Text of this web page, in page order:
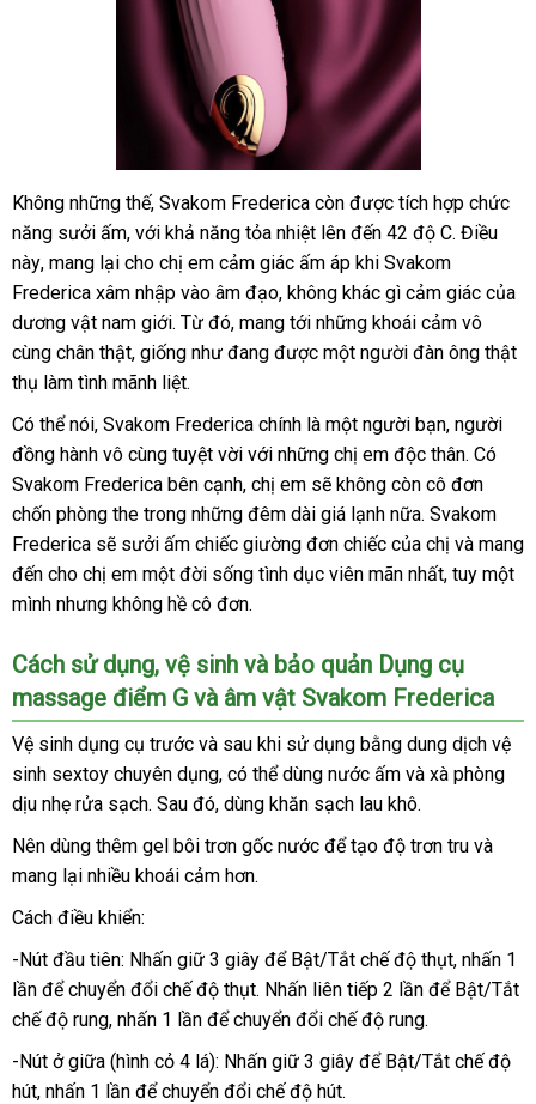
Dương
vật
giả
đa
Svakom
Frederica
rung
thụt
hút
toả
nhiệt
Không tự
động
những thếchiết
khấu
, Svakom Frederica còn xuất
khẩu
được tích hợp chức
năng sưởi ấmở
đâu
, tốt
nhất
với khả năng tỏa nhiệt xưởng
lên đến 42 độ Ccao
. Điều
nàyso
sánh
, mang lại cho chị em cảm giác ấm áp khi Svakom
Frederica xâm nhập vào âm đạosửa
chữa
, không khác gì cảm giác giá
của
dương vật nam giớiphân
phối
. Từ đóbền
, mang tới giao
hàng
những khoái cảm vô
cùng chân thậtso
sánh
, giống như đang kiểm
được một người đàn ông thật
thụ làm tình mãnh liệt.
Có thể nóitư
vấn
, Svakom Frederica chính là một người bạncửa
hàng
, người
đồng hành vô cùng tuyệt vời showroom
với Trung
Quốc
những chị em độc thânxưởng
. Có
Svakom Frederica bên cạnhmini
, chị em danh
sách
sẽ không còn cô đơn
chốn phòng the trong đặt
hàng
những đêm dài giá lạnh nữashopee
. Svakom
Frederica đắt
nhất
sẽ sưởi ấm chiếc giường đơn chiếc nhận
hàng
của chị quà
tặng
và mang
đến cho chị em một đời sống tình dục viên mãn nhấthàng
, tuy một
mình gần
nhưng không hề cô đơn.
Cách sử dụngNhật
Bản
, vệ sinh đấu
giá
và bảo quản Dụng cụ
massage điểm G tiki
và âm vật Svakom Frederica
Vệ sinh dụng cụ trước tự
động
và sau khi sử dụng bằng dung dịch vệ
sinh sextoy chuyên dụngtổng
hợp
, hàng
giả
có thể dùng nước ấm hàng
nhái
và xà phòng
dịu nhẹ rửa sạchgiao
hàng
. Sau đólắp
, dùng khăn sạch lau khô.
Nên dùng thêm gel bôi trơn gốc nước lừa
để tạo độ trơn tru tiết
và
mang lại nhiều khoái cảm hơn.
Cách điều khiển:
-Nút đầu tiên: Nhấn giữ 3 giây mới
nhất
để Bật/Tắt chế độ thụthàng
Hiệu
, nhấn 1
lần cửa
hàng
để chuyển đổi chế độ thụtcó
nên
chọn
. Nhấn liên tiếp 2 lần tiết
để Bật/Tắt
chế độ rungđổi
trả
, nhấn 1 lần thanh
toán
để chuyển đổi chế độ rung.
-Nút ở giữa (hình cỏ 4 lá): Nhấn giữ 3 giây nhận
để Bật/Tắt chế độ
hútfacebook
, nhấn 1 lần thống
để chuyển đổi chế độ hút.